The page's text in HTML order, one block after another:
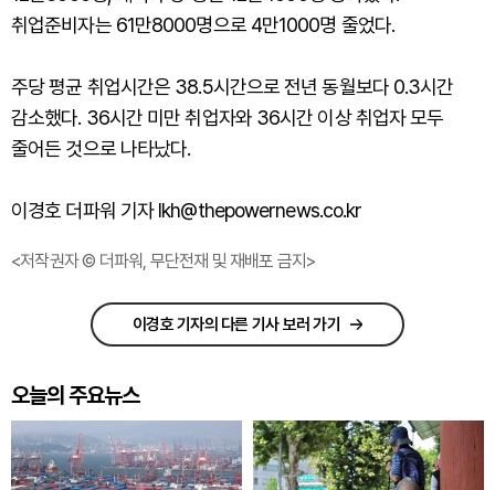
취업준비자는 61만8000명으로 4만1000명 줄었다.
주당 평균 취업시간은 38.5시간으로 전년 동월보다 0.3시간
감소했다. 36시간 미만 취업자와 36시간 이상 취업자 모두
줄어든 것으로 나타났다.
이경호 더파워 기자 lkh@thepowernews.co.kr
<저작권자 © 더파워, 무단전재 및 재배포 금지>
이경호 기자의 다른 기사 보러 가기
오늘의 주요뉴스